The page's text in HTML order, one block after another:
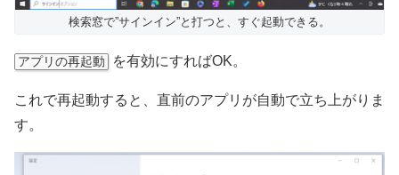
検索窓で”サインイン”と打つと、すぐ起動できる。
アプリの再起動 を有効にすればOK。
これで再起動すると、直前のアプリが自動で立ち上がりま
す。